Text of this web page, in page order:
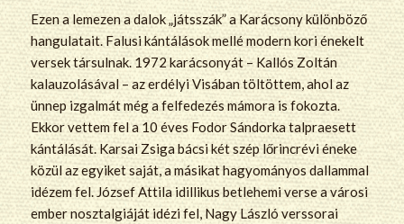
Ezen a lemezen a dalok „játsszák” a Karácsony különböző
hangulatait. Falusi kántálások mellé modern kori énekelt
versek társulnak. 1972 karácsonyát – Kallós Zoltán
kalauzolásával – az erdélyi Visában töltöttem, ahol az
ünnep izgalmát még a felfedezés mámora is fokozta.
Ekkor vettem fel a 10 éves Fodor Sándorka talpraesett
kántálását. Karsai Zsiga bácsi két szép lőrincrévi éneke
közül az egyiket saját, a másikat hagyományos dallammal
idézem fel. József Attila idillikus betlehemi verse a városi
ember nosztalgiáját idézi fel, Nagy László verssorai